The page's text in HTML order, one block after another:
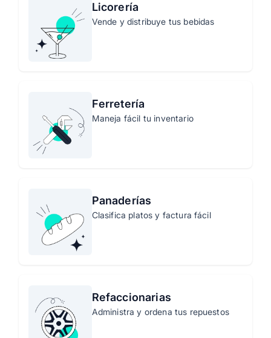
Licorería
Vende y distribuye tus bebidas
Ferretería
Maneja fácil tu inventario
Panaderías
Clasifica platos y factura fácil
Refaccionarias
Administra y ordena tus repuestos